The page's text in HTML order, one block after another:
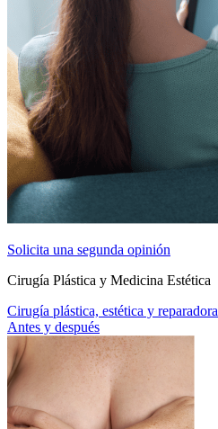
Solicita una segunda opinión
Cirugía Plástica y Medicina Estética
Cirugía plástica, estética y reparadora
Antes y después